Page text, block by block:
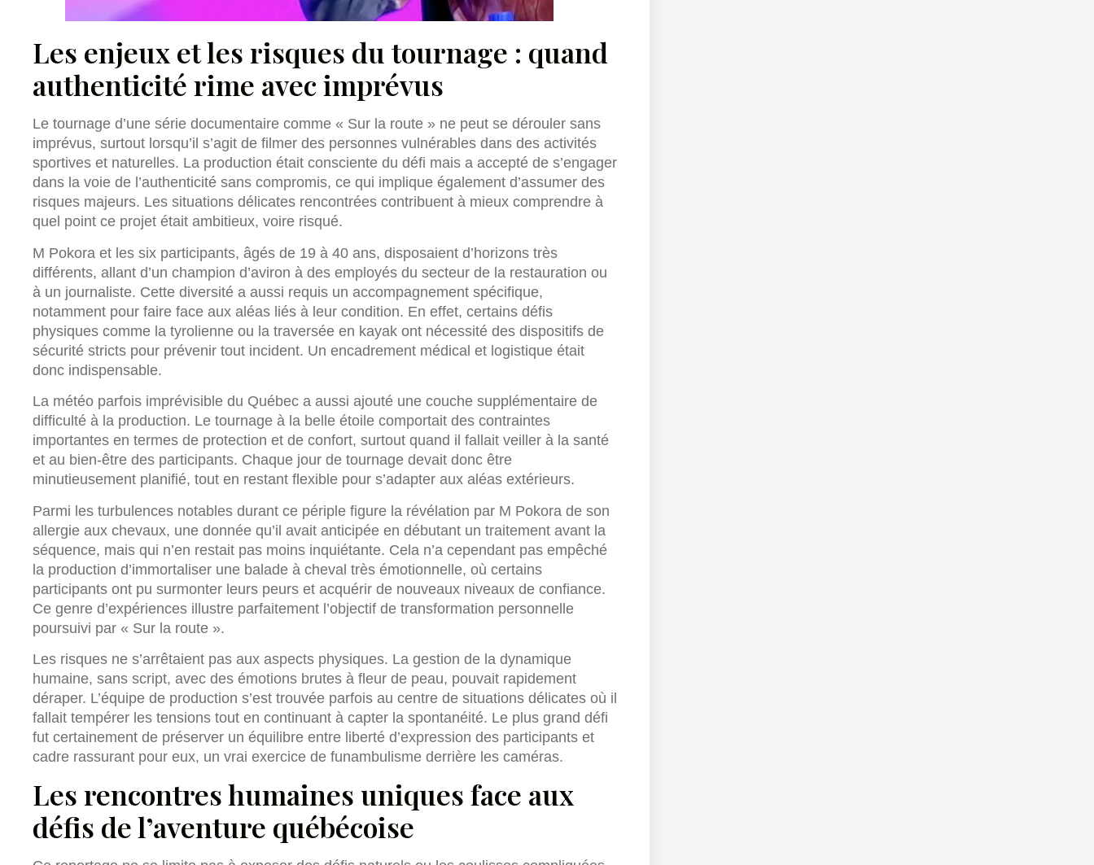
Les enjeux et les risques du tournage : quand
authenticité rime avec imprévus
Le tournage d’une série documentaire comme « Sur la route » ne peut se dérouler sans
imprévus, surtout lorsqu’il s’agit de filmer des personnes vulnérables dans des activités
sportives et naturelles. La production était consciente du défi mais a accepté de s’engager
dans la voie de l’authenticité sans compromis, ce qui implique également d’assumer des
risques majeurs. Les situations délicates rencontrées contribuent à mieux comprendre à
quel point ce projet était ambitieux, voire risqué.
M Pokora et les six participants, âgés de 19 à 40 ans, disposaient d’horizons très
différents, allant d’un champion d’aviron à des employés du secteur de la restauration ou
à un journaliste. Cette diversité a aussi requis un accompagnement spécifique,
notamment pour faire face aux aléas liés à leur condition. En effet, certains défis
physiques comme la tyrolienne ou la traversée en kayak ont nécessité des dispositifs de
sécurité stricts pour prévenir tout incident. Un encadrement médical et logistique était
donc indispensable.
La météo parfois imprévisible du Québec a aussi ajouté une couche supplémentaire de
difficulté à la production. Le tournage à la belle étoile comportait des contraintes
importantes en termes de protection et de confort, surtout quand il fallait veiller à la santé
et au bien-être des participants. Chaque jour de tournage devait donc être
minutieusement planifié, tout en restant flexible pour s’adapter aux aléas extérieurs.
Parmi les turbulences notables durant ce périple figure la révélation par M Pokora de son
allergie aux chevaux, une donnée qu’il avait anticipée en débutant un traitement avant la
séquence, mais qui n’en restait pas moins inquiétante. Cela n’a cependant pas empêché
la production d’immortaliser une balade à cheval très émotionnelle, où certains
participants ont pu surmonter leurs peurs et acquérir de nouveaux niveaux de confiance.
Ce genre d’expériences illustre parfaitement l’objectif de transformation personnelle
poursuivi par « Sur la route ».
Les risques ne s’arrêtaient pas aux aspects physiques. La gestion de la dynamique
humaine, sans script, avec des émotions brutes à fleur de peau, pouvait rapidement
déraper. L’équipe de production s’est trouvée parfois au centre de situations délicates où il
fallait tempérer les tensions tout en continuant à capter la spontanéité. Le plus grand défi
fut certainement de préserver un équilibre entre liberté d’expression des participants et
cadre rassurant pour eux, un vrai exercice de funambulisme derrière les caméras.
Les rencontres humaines uniques face aux
défis de l’aventure québécoise